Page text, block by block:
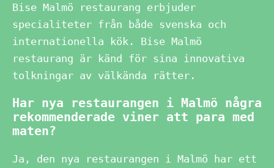
Bise Malmö restaurang erbjuder
specialiteter från både svenska och
internationella kök. Bise Malmö
restaurang är känd för sina innovativa
tolkningar av välkända rätter.
Har nya restaurangen i Malmö några
rekommenderade viner att para med
maten?
Ja, den nya restaurangen i Malmö har ett